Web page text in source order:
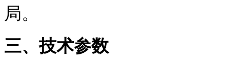
局。
三、技术参数